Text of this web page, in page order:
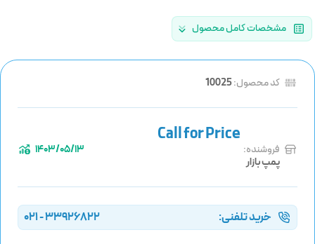
مشخصات کامل محصول
کد محصول:10025
فروشنده:
پمپ بازار
1403/05/13
خرید تلفنی: 33926822 - 021